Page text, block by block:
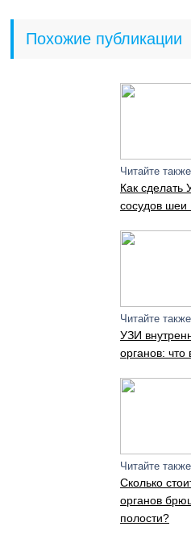
Похожие публикации
Читайте
Как сделать
сосудов шеи
Читайте
УЗИ
органов: что
Читайте
Сколько
органов
полости?